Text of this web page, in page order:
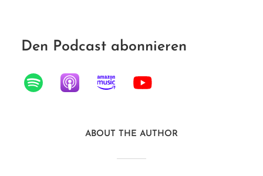
Den Podcast abonnieren
ABOUT THE AUTHOR